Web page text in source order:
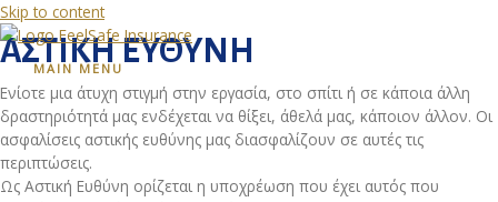
Skip to content
MAIN MENU
ΑΣΤΙΚΗ ΕΥΘΥΝΗ
Ενίοτε μια άτυχη στιγμή στην εργασία, στο σπίτι ή σε κάποια άλλη
δραστηριότητά μας ενδέχεται να θίξει, άθελά μας, κάποιον άλλον. Οι
ασφαλίσεις αστικής ευθύνης μας διασφαλίζουν σε αυτές τις
περιπτώσεις.
Ως Αστική Ευθύνη ορίζεται η υποχρέωση που έχει αυτός που